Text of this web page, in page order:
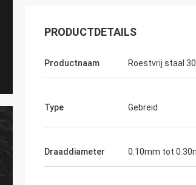
PRODUCTDETAILS
Productnaam Roestvrij staal
Type Gebreid
Draaddiameter 0.10mm tot